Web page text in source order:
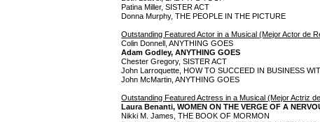
Patina Miller, SISTER ACT
Donna Murphy, THE PEOPLE IN THE PICTURE
Outstanding Featured Actor in a Musical (Mejor Actor de
Colin Donnell, ANYTHING GOES
Adam Godley, ANYTHING GOES
Chester Gregory, SISTER ACT
John Larroquette, HOW TO SUCCEED IN BUSINESS
John McMartin, ANYTHING GOES
Outstanding Featured Actress in a Musical (Mejor Actriz
Laura Benanti, WOMEN ON THE VERGE OF A
Nikki M. James, THE BOOK OF MORMON